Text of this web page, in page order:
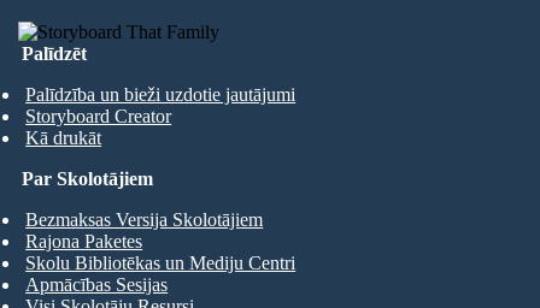
Palīdzēt
Palīdzība un bieži uzdotie jautājumi
Storyboard Creator
Kā drukāt
Par Skolotājiem
Bezmaksas Versija Skolotājiem
Rajona Paketes
Skolu Bibliotēkas un Mediju Centri
Apmācības Sesijas